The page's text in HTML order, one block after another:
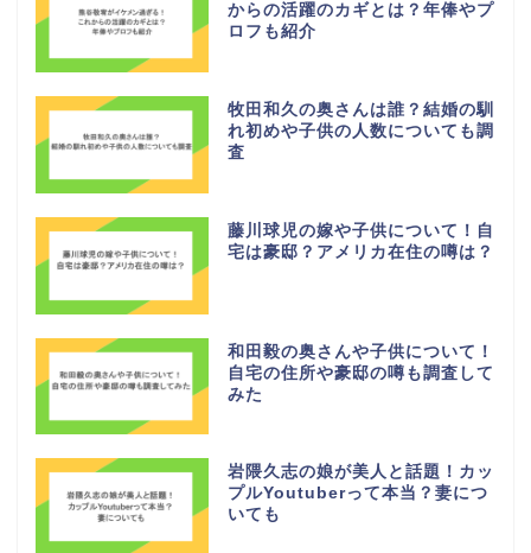
からの活躍のカギとは？年俸やプ
ロフも紹介
牧田和久の奥さんは誰？結婚の馴
れ初めや子供の人数についても調
査
藤川球児の嫁や子供について！自
宅は豪邸？アメリカ在住の噂は？
和田毅の奥さんや子供について！
自宅の住所や豪邸の噂も調査して
みた
岩隈久志の娘が美人と話題！カッ
プルYoutuberって本当？妻につ
いても